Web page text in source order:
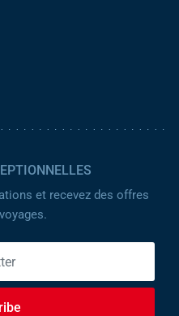
et recevez des offres